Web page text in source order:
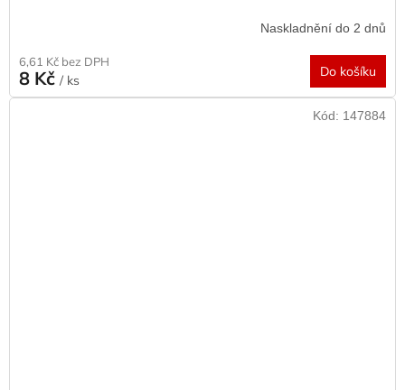
Naskladnění do 2 dnů
6,61 Kč bez DPH
8 Kč / ks
Do košíku
Kód: 147884